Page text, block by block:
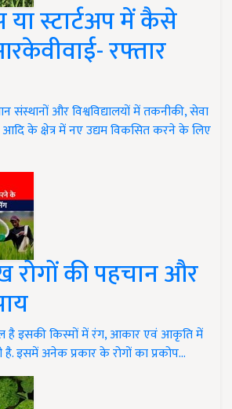
स्टार्टअप में कैसे
रफ्तार
संस्थानों और विश्वविद्यालयों में तकनीकी, सेवा
आदि के क्षेत्र में नए उद्यम विकसित करने के लिए
रोगों की पहचान और
है इसकी किस्मों में रंग, आकार एवं आकृति में
है. इसमें अनेक प्रकार के रोगों का प्रकोप…